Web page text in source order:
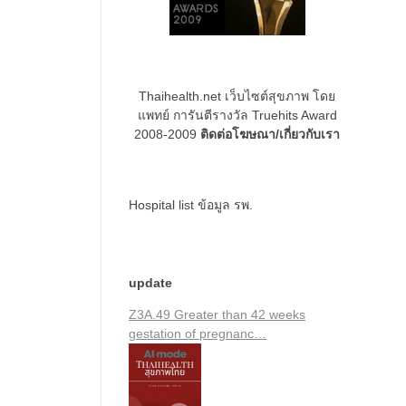
Thaihealth.net เว็บไซต์สุขภาพ โดย
แพทย์ การันตีรางวัล Truehits Award
2008-2009 ติดต่อโฆษณา/เกี่ยวกับเรา
Hospital list ข้อมูล รพ.
update
Z3A.49 Greater than 42 weeks
gestation of pregnanc…